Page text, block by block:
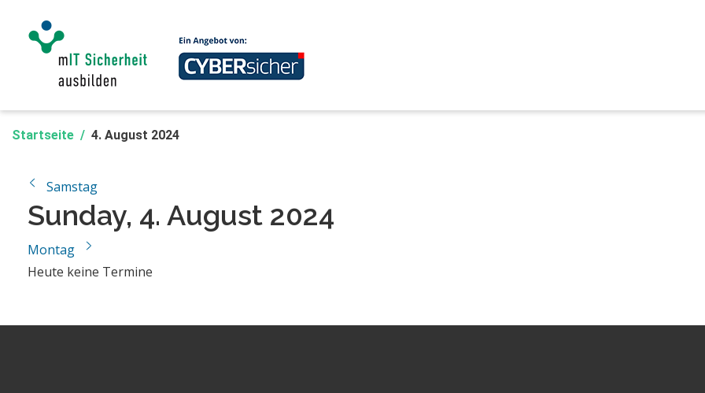
Startseite 4. August 2024
◀︎ Samstag
Sunday, 4. August 2024
Montag
▶︎
Heute keine Termine